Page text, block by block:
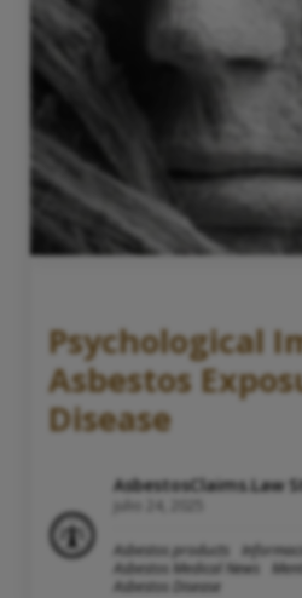
Psychological
Asbestos
Disease
AsbestosClaims.Law
julio 24, 2025
Asbestos products
Asbestos Medical News
Asbestos Disease